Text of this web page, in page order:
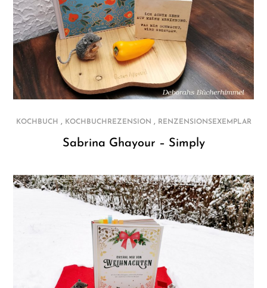
KOCHBUCH , KOCHBUCHREZENSION , RENZENSIONSEXEMPLAR
Sabrina Ghayour – Simply